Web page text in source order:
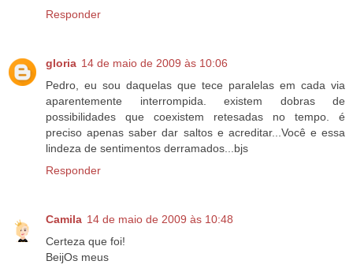
Responder
gloria 14 de maio de 2009 às 10:06
Pedro, eu sou daquelas que tece paralelas em cada via
aparentemente interrompida. existem dobras de
possibilidades que coexistem retesadas no tempo. é
preciso apenas saber dar saltos e acreditar...Você e essa
lindeza de sentimentos derramados...bjs
Responder
Camila 14 de maio de 2009 às 10:48
Certeza que foi!
BeijOs meus